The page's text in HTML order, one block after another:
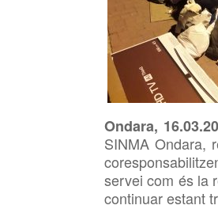
Ondara,
SINMA Ondara,
servei com és la
continuar estant